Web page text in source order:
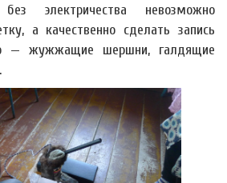
электричества невозможно
а качественно сделать запись
— жужжащие шершни, галдящие